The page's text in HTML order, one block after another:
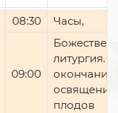
08:30 Часы,
09:00
литургия.
окончании
освящение
плодов